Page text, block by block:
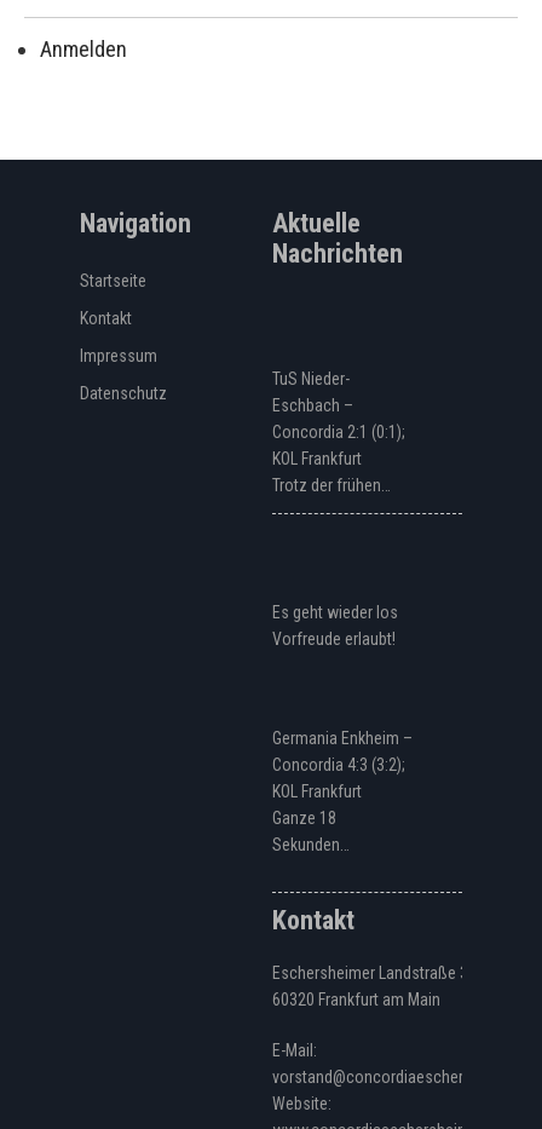
Anmelden
Navigation
Startseite
Kontakt
Impressum
Datenschutz
Aktuelle
Nachrichten
TuS Nieder-
Eschbach –
Concordia 2:1 (0:1);
KOL Frankfurt
Trotz der frühen…
Es geht wieder los
Vorfreude erlaubt!
Germania Enkheim –
Concordia 4:3 (3:2);
KOL Frankfurt
Ganze 18
Sekunden…
Kontakt
Eschersheimer Landstraße 328
60320 Frankfurt am Main
E-Mail:
vorstand@concordiaeschersheim.de
Website: